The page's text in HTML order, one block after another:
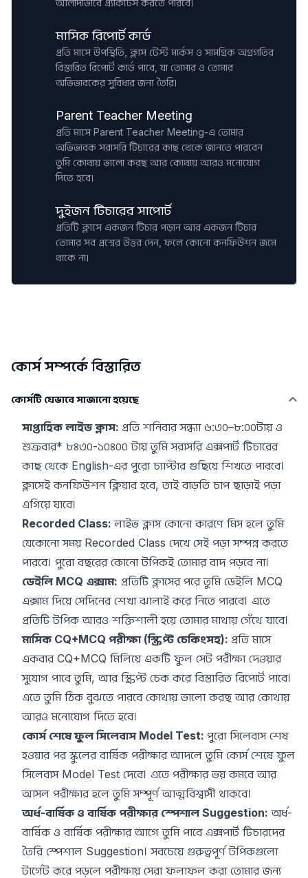
আলাদাভাবে প্র্যাকটিস করতে পারবে।
মাসিক রিপোর্ট কার্ড
প্রতি মাসে উপস্থিতি, ক্লাস টেস্ট মার্কস ও সামগ্রিক অগ্রগতির
বিস্তারিত রিপোর্ট কার্ড পাবে, যা তোমার ও তোমার
অভিভাবকের সুবিধার জন্য তৈরি।
Parent Teacher Meeting
প্রতি মাসে Parent Teacher Meeting-এ তোমার
অভিভাবক সরাসরি টিচারের কাছ থেকে জানতে পারবেন
তুমি কোথায় ভালো করছ আর কোথায় আরও মনোযোগ
দিতে হবে।
দুইজন টিচারের সাপোর্ট
প্রতিটি ক্লাসে একজন টিচার পড়ান আর একজন টিচার
তোমার সব প্রশ্নের উত্তর দেন, ফলে কোনো কনফিউশন জমে
থাকে না।
কোর্স সম্পর্কে বিস্তারিত
কোর্সটি যেভাবে সাজানো হয়েছে
সাপ্তাহিক লাইভ ক্লাস: প্রতি শনিবার সন্ধ্যা ৬:৩০–৮:০০টায় ও
শুক্রবার* ৮ঃ৩০-১০ঃ০০ টায় তুমি সরাসরি এক্সপার্ট টিচারের
কাছ থেকে English-এর পুরো চ্যাপ্টার গুছিয়ে শিখতে পারবে।
ক্লাসেই কনফিউশন ক্লিয়ার হবে, তাই বাড়তি চাপ ছাড়াই পড়া
এগিয়ে যাবে।
Recorded Class:লাইভ ক্লাস কোনো কারণে মিস হলে তুমি
যেকোনো সময় Recorded Class দেখে সেই পড়া সম্পন্ন করতে
পারবে। পুরো বছরের কোনো টপিকই তোমার বাদ পড়বে না।
ডেইলি MCQ এক্সাম: প্রতিটি ক্লাসের পরে তুমি ডেইলি MCQ
এক্সাম দিয়ে সেদিনের শেখা ঝালাই করে নিতে পারবে। এতে
প্রতিটি টপিক আরও শক্তিশালী হয়ে তোমার মাথায় গেঁথে যাবে।
মাসিক CQ+MCQ পরীক্ষা (স্ক্রিপ্ট চেকিংসহ): প্রতি মাসে
একবার CQ+MCQ মিলিয়ে একটি ফুল সেট পরীক্ষা দেওয়ার
সুযোগ পাবে তুমি, আর স্ক্রিপ্ট চেক করে বিস্তারিত রিপোর্ট পাবে।
এতে তুমি ঠিক বুঝতে পারবে কোথায় ভালো করছ আর কোথায়
আরও মনোযোগ দিতে হবে।
কোর্স শেষে ফুল সিলেবাস Model Test: পুরো সিলেবাস শেষ
হওয়ার পর স্কুলের বার্ষিক পরীক্ষার আদলে তুমি কোর্স শেষে ফুল
সিলেবাস Model Test দেবে। এতে পরীক্ষার ভয় কমবে আর
আসল পরীক্ষার হলে তুমি সম্পূর্ণ আত্মবিশ্বাসী থাকবে।
অর্ধ-বার্ষিক ও বার্ষিক পরীক্ষার স্পেশাল Suggestion: অর্ধ-
বার্ষিক ও বার্ষিক পরীক্ষার আগে তুমি পাবে এক্সপার্ট টিচারদের
তৈরি স্পেশাল Suggestion। সবচেয়ে গুরুত্বপূর্ণ টপিকগুলো
টার্গেট করে পড়লে পরীক্ষায় সেরা ফলাফল করা তোমার জন্য